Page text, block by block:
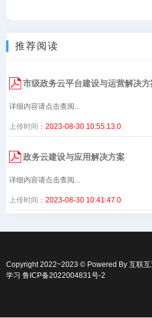
推荐阅读
市级政务云平台建设与运营解决方
详细内容请点击查阅...
上传时间： 2023-08-30 10:55:13.0
政务云建设与应用解决方案
详细内容请点击查阅...
上传时间： 2023-08-30 10:41:47.0
Copyright 2022~2023 © Powered By 互联
学习 鲁ICP备2022004831号-2